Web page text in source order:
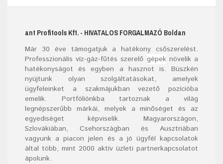
ant Profitools Kft. - HIVATALOS FORGALMAZÓ Boldan
Már 30 éve támogatjuk a hatékony csőszerelést.
Professzionális víz-gáz-fűtés szerelő gépeknövelik a
hatékonyságot és egyben a hasznot is. Büszkén
nyújtunk olyan szolgáltatásokat, amelyek
ügyfeleinket a szakmájukban vezető pozícióba
emelik. Portfóliónkba tartoznak a világ
legnépszerűbb márkái, melyek a minőséget és az
egyediséget képviselik. Magyarországon,
Szlovákiában, Csehországban és Ausztriában
vagyunk a piacon jelen és a jó ügyfél kapcsolatok
által több, mint 2000 aktív üzleti partnerkapcsolatot
ápolunk.